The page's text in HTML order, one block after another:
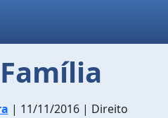
| 11/11/2016 | Direito